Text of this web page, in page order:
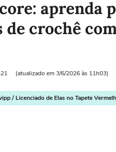
aprenda
de crochê
(atualizado em 3/6/2026 às 11h03)
/ Licenciado de Elas no Tapete